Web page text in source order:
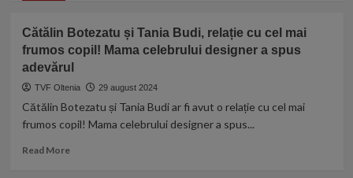
din
culise
care
au
totul
peste
de
Liga
3
Lupău
o
face
praf
Georgiana
Lobonț?!
Cătălin Botezatu și Tania Budi, relație cu cel mai
frumos copil! Mama celebrului designer a spus
adevărul
TVF Oltenia 29 august 2024
Cătălin Botezatu și Tania Budi ar fi avut o relație cu cel mai
frumos copil! Mama celebrului designer a spus...
Read MoreRead